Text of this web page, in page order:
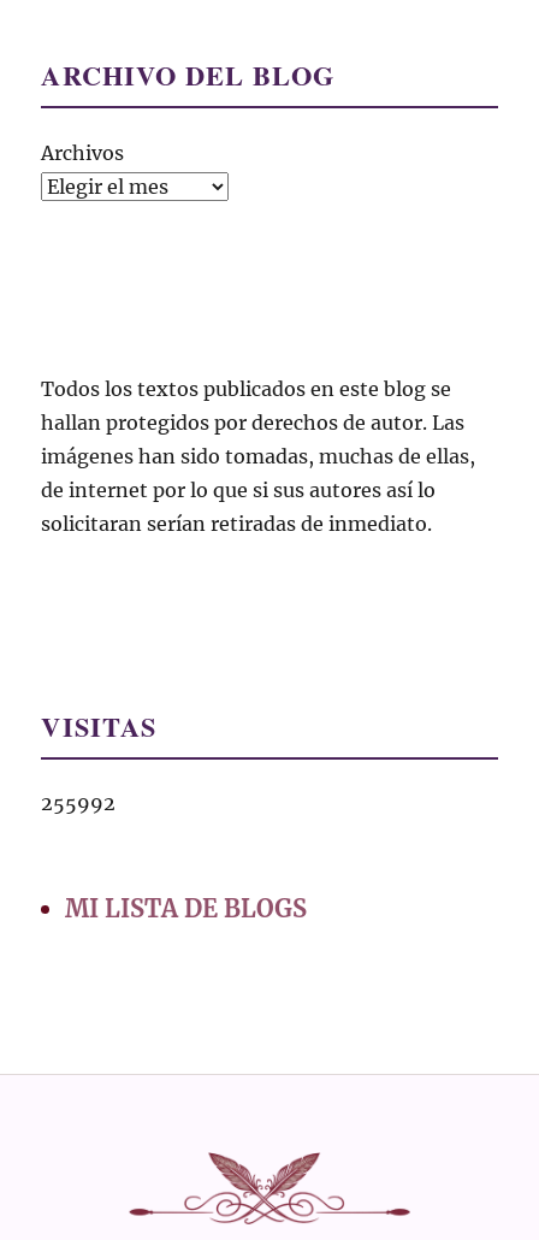
ARCHIVO DEL BLOG
Archivos
Todos los textos publicados en este blog se
hallan protegidos por derechos de autor. Las
imágenes han sido tomadas, muchas de ellas,
de internet por lo que si sus autores así lo
solicitaran serían retiradas de inmediato.
VISITAS
255992
MI LISTA DE BLOGS